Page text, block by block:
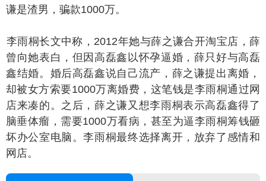
谦是渣男，骗款1000万。
桐长文中称，2012年她与薛之谦合开淘宝店，薛
曾向她表白，但因高磊鑫以怀孕逼婚，薛只好与高磊
鑫结婚。婚后高磊鑫说自己流产，薛之谦提出离婚，
却被女方索要1000万离婚费，这笔钱是李雨桐通过网
店来凑的。之后，薛之谦又想李雨桐表示高磊鑫得了
脑垂体瘤，需要1000万看病，甚至为逼李雨桐筹钱砸
坏办公室电脑。李雨桐最终选择离开，放弃了感情和
网店。